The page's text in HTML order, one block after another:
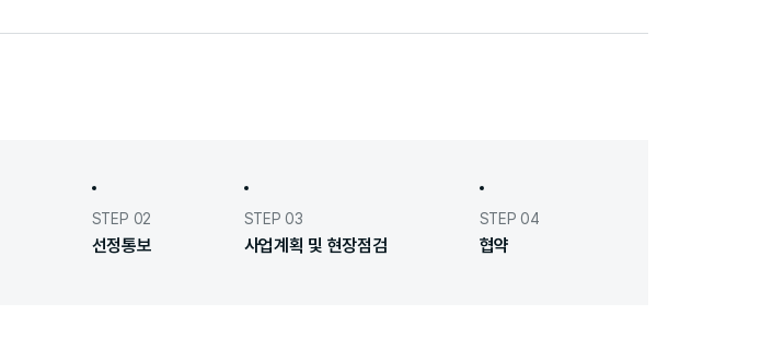
STEP 02
선정통보
STEP 03
사업계획 및 현장점검
STEP 04
협약